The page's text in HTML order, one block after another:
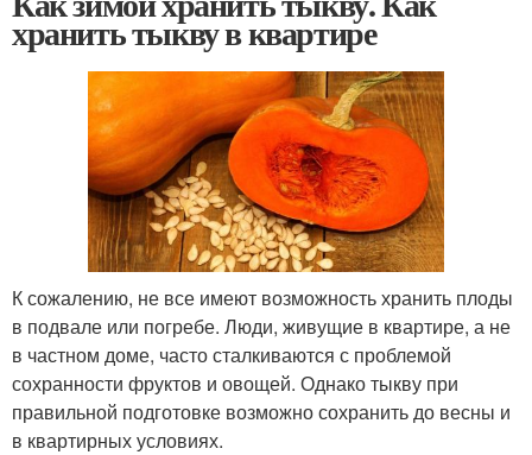
хранить тыкву в квартире
К сожалению, не все имеют возможность хранить плоды
в подвале или погребе. Люди, живущие в квартире, а не
в частном доме, часто сталкиваются с проблемой
сохранности фруктов и овощей. Однако тыкву при
правильной подготовке возможно сохранить до весны и
в квартирных условиях.